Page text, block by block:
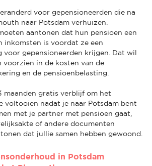
voor gepensioneerden die na
naar Potsdam verhuizen.
aantonen dat hun pensioen een
inkomsten is voordat ze een
voor gepensioneerden krijgen. Dat wil
voorzien in de kosten van de
en de pensioenbelasting.
maanden gratis verblijf om het
voltooien nadat je naar Potsdam bent
met je partner met pensioen gaat,
of andere documenten
dat jullie samen hebben gewoond.
in Potsdam